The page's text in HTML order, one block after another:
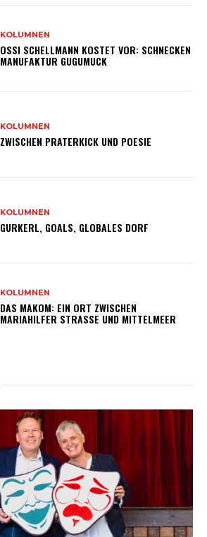
KOLUMNEN
OSSI SCHELLMANN KOSTET VOR: SCHNECKEN
MANUFAKTUR GUGUMUCK
KOLUMNEN
ZWISCHEN PRATERKICK UND POESIE
KOLUMNEN
GURKERL, GOALS, GLOBALES DORF
KOLUMNEN
DAS MAKOM: EIN ORT ZWISCHEN
MARIAHILFER STRASSE UND MITTELMEER